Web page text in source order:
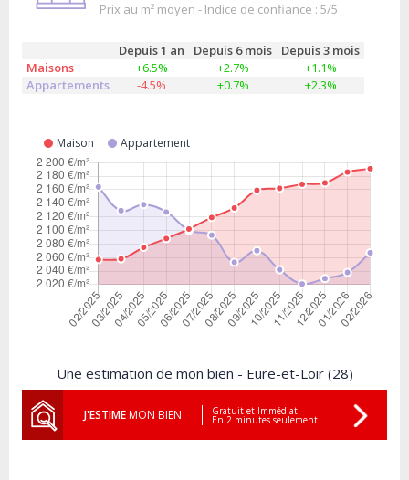
Prix au m² moyen - Indice de confiance : 5/5
Depuis 1 an Depuis 6 mois
Depuis 3 mois
Maisons
+6.5% +2.7%
+1.1%
Appartements
-4.5% +0.7% +2.3%
Maison Appartement
Une estimation de mon bien - Eure-et-Loir (28)
J'ESTIMEMON BIEN Gratuit et Immédiat
En 2 minutes seulement